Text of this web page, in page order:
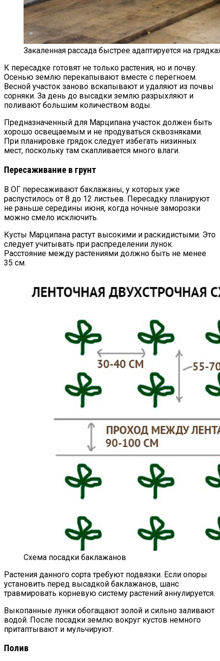
Закаленная рассада быстрее адаптируется на
К пересадке готовят не только растения, но и почву.
Осенью землю перекапывают вместе с перегноем.
Весной участок заново вскапывают и удаляют из почвы
сорняки. За день до высадки землю разрыхляют и
поливают большим количеством воды.
Предназначенный для Марципана участок должен быть
хорошо освещаемым и не продуваться сквозняками.
При планировке грядок следует избегать низинных
мест, поскольку там скапливается много влаги.
Пересаживание в грунт
В ОГ пересаживают баклажаны, у которых уже
распустилось от 8 до 12 листьев. Пересадку планируют
не раньше середины июня, когда ночные заморозки
можно смело исключить.
Кусты Марципана растут высокими и раскидистыми. Это
следует учитывать при распределении лунок.
Расстояние между растениями должно быть не менее
35 см.
Схема посадки баклажанов
Растения данного сорта требуют подвязки. Если опоры
установить перед высадкой баклажанов, шанс
травмировать корневую систему растений аннулируется.
Выкопанные лунки обогащают золой и сильно заливают
водой. После посадки землю вокруг кустов немного
притаптывают и мульчируют.
Полив